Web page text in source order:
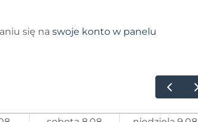
się na swoje konto w panelu